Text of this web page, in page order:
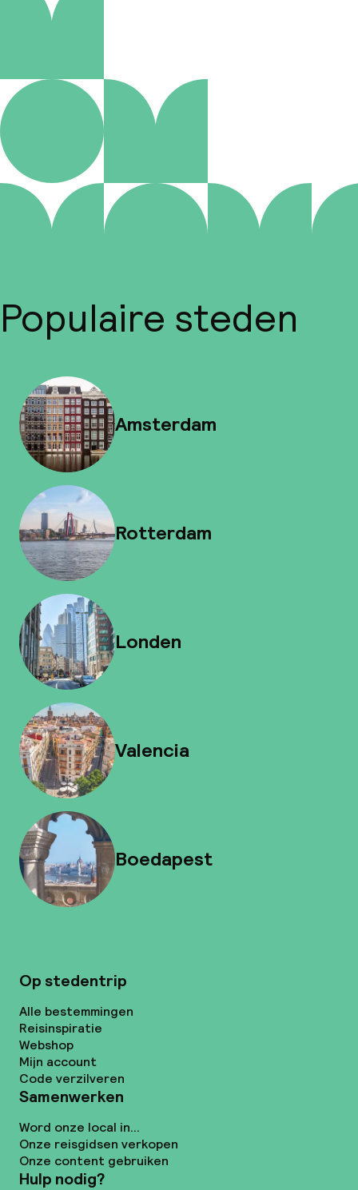
Populaire steden
Amsterdam
Rotterdam
Londen
Valencia
Boedapest
Op stedentrip
Alle bestemmingen
Reisinspiratie
Webshop
Mijn account
Code verzilveren
Samenwerken
Word onze local in...
Onze reisgidsen verkopen
Onze content gebruiken
Hulp nodig?